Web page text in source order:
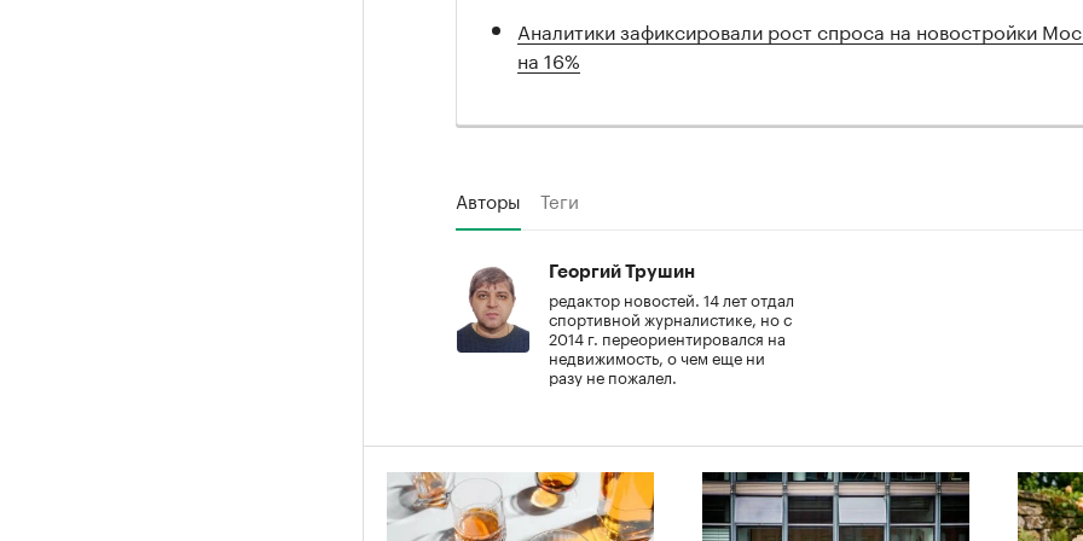
Аналитики зафиксировали рост спроса на новостройки
на 16%
Авторы Теги
Георгий Трушин
редактор новостей. 14 лет отдал
спортивной журналистике, но с
2014 г. переориентировался на
недвижимость, о чем еще ни
разу не пожалел.